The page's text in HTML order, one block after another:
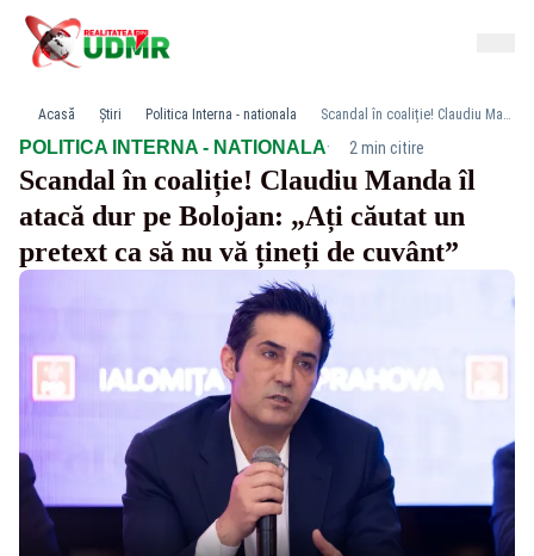
Acasă Știri Politica Interna - nationala Scandal în coaliție! Claudiu Manda îl atacă dur pe Bolojan: „Ați căutat un pretext ca să nu vă țineți de cuvânt”
POLITICA INTERNA - NATIONALA· 2 min citire
Scandal în coaliție! Claudiu Manda îl
atacă dur pe Bolojan: „Ați căutat un
pretext ca să nu vă țineți de cuvânt”